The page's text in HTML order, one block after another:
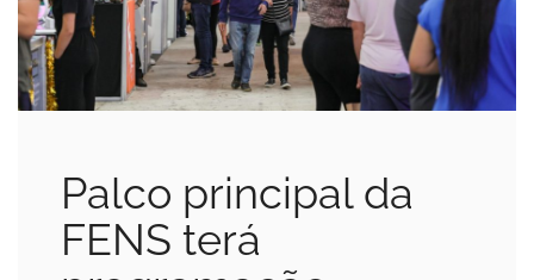
Palco principal da
FENS terá